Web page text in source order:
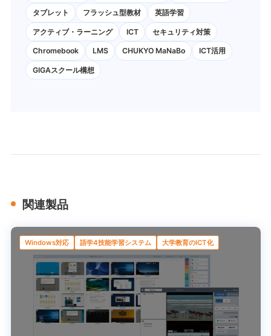
タブレット フラッシュ型教材 英語学習
アクティブ・ラーニング ICT セキュリティ対策
Chromebook LMS CHUKYO MaNaBo ICT活用
GIGAスクール構想
関連製品
Windows対応 語学4技能学習システム 大学教育のICT化